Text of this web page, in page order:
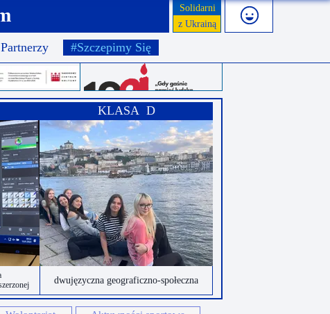
Solidarni
z Ukrainą
KLASA D
dwujęzyczna geograficzno-społeczna
#Szczepimy Się
Partnerzy